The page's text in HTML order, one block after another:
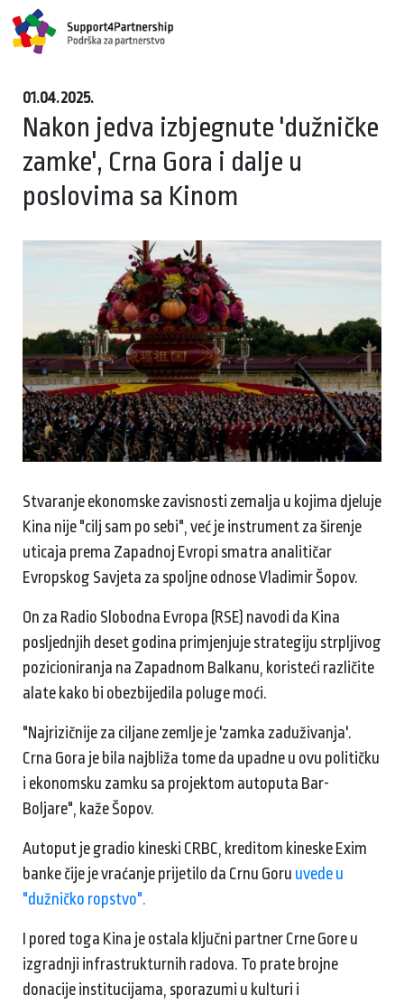
01.04.2025.
Nakon jedva izbjegnute 'dužničke
zamke', Crna Gora i dalje u
poslovima sa Kinom
Stvaranje ekonomske zavisnosti zemalja u kojima djeluje
Kina nije "cilj sam po sebi", već je instrument za širenje
uticaja prema Zapadnoj Evropi smatra analitičar
Evropskog Savjeta za spoljne odnose Vladimir Šopov.
On za Radio Slobodna Evropa (RSE) navodi da Kina
posljednjih deset godina primjenjuje strategiju strpljivog
pozicioniranja na Zapadnom Balkanu, koristeći različite
alate kako bi obezbijedila poluge moći.
"Najrizičnije za ciljane zemlje je 'zamka zaduživanja'.
Crna Gora je bila najbliža tome da upadne u ovu političku
i ekonomsku zamku sa projektom autoputa Bar-
Boljare", kaže Šopov.
Autoput je gradio kineski CRBC, kreditom kineske Exim
banke čije je vraćanje prijetilo da Crnu Goru uvede u
"dužničko ropstvo".
I pored toga Kina je ostala ključni partner Crne Gore u
izgradnji infrastrukturnih radova. To prate brojne
donacije institucijama, sporazumi u kulturi i